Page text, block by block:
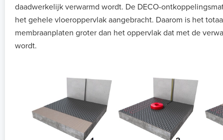
daadwerkelijk verwarmd wordt. De DECO-
het gehele vloeroppervlak aangebracht. Daarom is het
membraanplaten groter dan het oppervlak dat met de
wordt.